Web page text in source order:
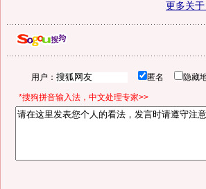
更多关于
用户： 匿名 隐藏
*搜狗拼音输入法，中文处理专家>>